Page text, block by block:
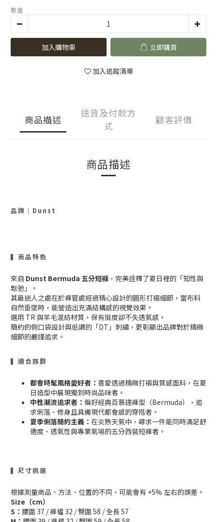
數量
加入購物車 立即購買
加入追蹤清單
商品描述
送貨及付款方
式
顧客評價
商品描述
品牌 ｜ Dunst
▍商品特色
來自 Dunst Bermuda 五分短褲 ，完美詮釋了夏日裡的「知性與
鬆弛」。
其最迷人之處在於褲管處經過精心設計的圓形打褶細節，當布料
自然垂墜時，能營造出充滿結構感的視覺效果。
選用 TR 與羊毛混紡材質，保有挺度卻不失透氣感。
簡約的側口袋設計與低調的「DT」刺繡，更彰顯出品牌對於精緻
細節的嚴謹追求。
▍適合族群
都會時髦風格愛好者： 喜愛透過精緻打褶與質感面料，在夏
日造型中展現獨到時尚品味者。
中性潮流追求者： 偏好經典百慕達褲型（Bermuda），追
求俐落、修身且具備現代都會感的穿搭者。
夏季俐落簡約主義： 在炎熱天氣中，尋求一件能同時滿足舒
適度、透氣性與專業氣場的五分西裝短褲者。
▍尺寸挑選
根據測量商品、方法、位置的不同，可能會有 +5% 左右的誤差。
Size（cm）
S： 腰圍 37 / 褲檔 32 / 臀圍 58 / 全長 57